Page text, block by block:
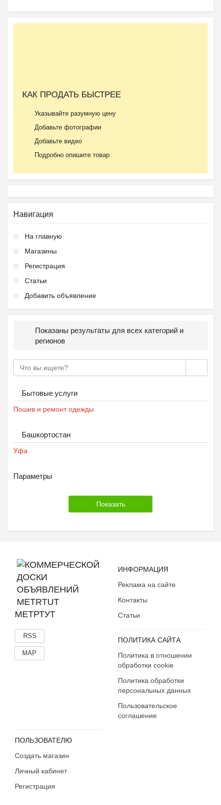
КАК ПРОДАТЬ БЫСТРЕЕ
Указывайте разумную цену
Добавьте фотографии
Добавьте видео
Подробно опишите товар
Навигация
На главную
Магазины
Регистрация
Статьи
Добавить объявление
Показаны результаты для всех категорий и
регионов
Бытовые услуги
Пошив и ремонт одежды
Башкортостан
Уфа
Параметры
МЕТРТУТ
RSS
MAP
ИНФОРМАЦИЯ
Реклама на сайте
Контакты
Статьи
ПОЛИТИКА САЙТА
Политика в отношении
обработки cookie
Политика обработки
персональных данных
Пользовательское
соглашение
ПОЛЬЗОВАТЕЛЮ
Создать магазин
Личный кабинет
Регистрация